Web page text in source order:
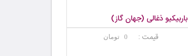
باربیکیو ذغالی (جهان گاز)
قیمت : 0 تومان